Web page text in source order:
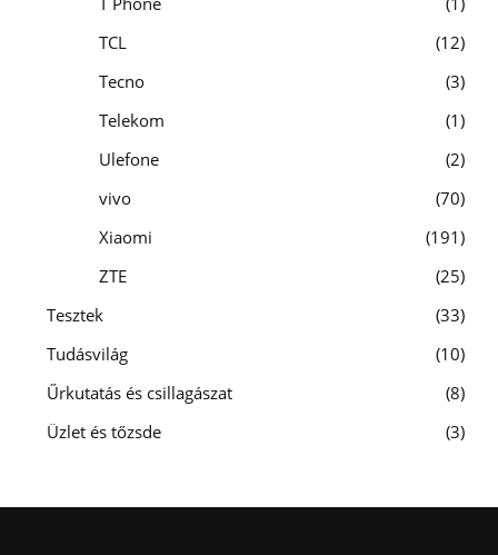
TCL
12
Tecno
3
Telekom
1
Ulefone
2
vivo
70
Xiaomi
191
ZTE
25
Tesztek
33
Tudásvilág
10
Űrkutatás és csillagászat
8
Üzlet és tőzsde
3